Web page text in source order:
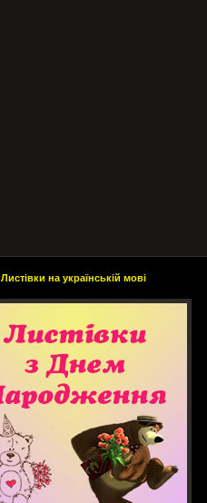
Листівки на українській мові